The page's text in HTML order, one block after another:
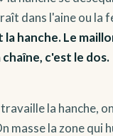
dans l'aine ou la
la hanche. Le
c'est le dos.
la hanche,
masse la zone qui